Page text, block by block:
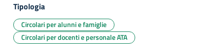
Tipologia
Circolari per alunni e famiglie
Circolari per docenti e personale ATA